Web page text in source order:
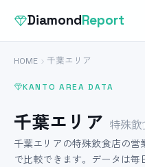
DiamondReport
HOME 千葉エリア
KANTO AREA DATA
千葉エリア 特殊
千葉エリアの特殊飲食店の
で比較できます。データは毎